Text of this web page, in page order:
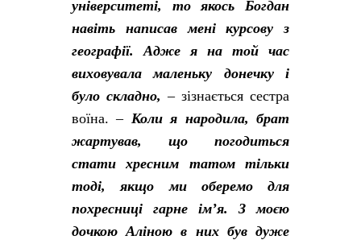
університеті, то якось Богдан
навіть написав мені курсову з
географії. Адже я на той час
виховувала маленьку донечку і
було складно,– зізнається сестра
воїна. – Коли я народила, брат
жартував, що погодиться
стати хресним татом тільки
тоді, якщо ми оберемо для
похресниці гарне ім’я. З моєю
дочкою Аліною в них був дуже